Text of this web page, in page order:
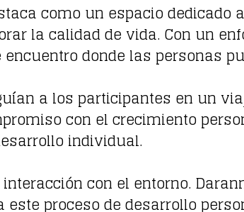
como un espacio dedicado
la calidad de vida. Con un
donde las personas
a los participantes en un
con el crecimiento
individual.
con el entorno.
proceso de desarrollo